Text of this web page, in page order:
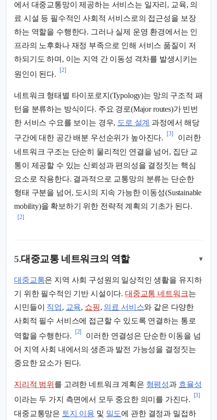
에서 대중교통망이 제공하는 서비스는 일자리, 교육, 의
료 시설 등 필수적인 사회적 서비스로의 접근성을 보장
하는 역할을 수행한다. 그러나 실제 운영 환경에서는 인
프라의 노후화나 재정 부족으로 인해 서비스 품질이 저
하되기도 하며, 이는 지역 간 이동성 격차를 발생시키는
원인이 된다.
[2]
네트워크 형태별 타이포로지(Typology)는 망의 구조적 패
턴을 분류하는 방식이다. 주요 경로(Major routes)가 빈번
한 서비스 수요를 보이는 경우, 도로 설계 과정에서 해당
구간에 대한 공간 배분 우선순위가 높아진다.
[3]
이러한
네트워크 구조는 단순히 물리적인 연결을 넘어, 집단 교
통이 제공할 수 있는 신뢰성과 편의성을 결정짓는 핵심
요소로 작용한다. 결과적으로 교통망의 분류는 단순한
형태 구분을 넘어, 도시의 지속 가능한 이동성(Sustainable
mobility)을 확보하기 위한 전략적 계획의 기초가 된다.
[2]
5.대중교통 네트워크의 역할 ▾
대중교통은 지역 사회 구성원의 일상적인 생활을 유지하
기 위한 필수적인 기반 시설이다. 대중교통 네트워크는
시민들이 직업, 교육, 쇼핑, 의료 서비스와 같은 다양한
사회적 필수 서비스에 접근할 수 있도록 연결하는 통로
역할을 수행한다.
[2]
이러한 연결성은 단순한 이동을 넘
어 지역 사회 내에서의 생존과 발전 가능성을 결정짓는
중요한 요소가 된다.
지리적 범위 를 고려한 네트워크 계획은 형평성과 효율성
이라는 두 가지 측면에서 모두 중요한 의미를 가진다.
[3]
대중교통망은 토지 이용 및 밀도에 관한 결정과 밀접하